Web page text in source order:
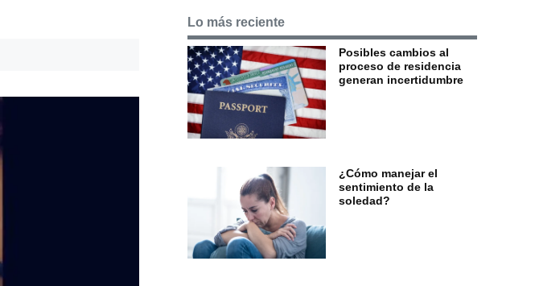
Lo más reciente
Posibles cambios al
proceso de residencia
generan incertidumbre
¿Cómo manejar el
sentimiento de la
soledad?